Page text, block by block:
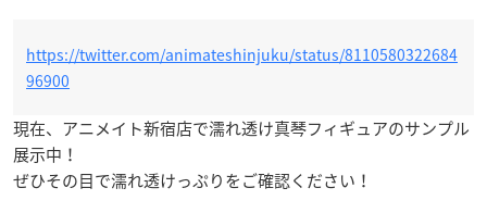
https://twitter.com/animateshinjuku/status/8110580322684
96900
現在、アニメイト新宿店で濡れ透け真琴フィギュアのサンプル
展示中！
ぜひその目で濡れ透けっぷりをご確認ください！